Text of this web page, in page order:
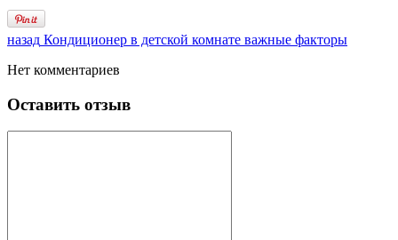
назад Кондиционер в детской комнате важные факторы
Нет комментариев
Оставить отзыв